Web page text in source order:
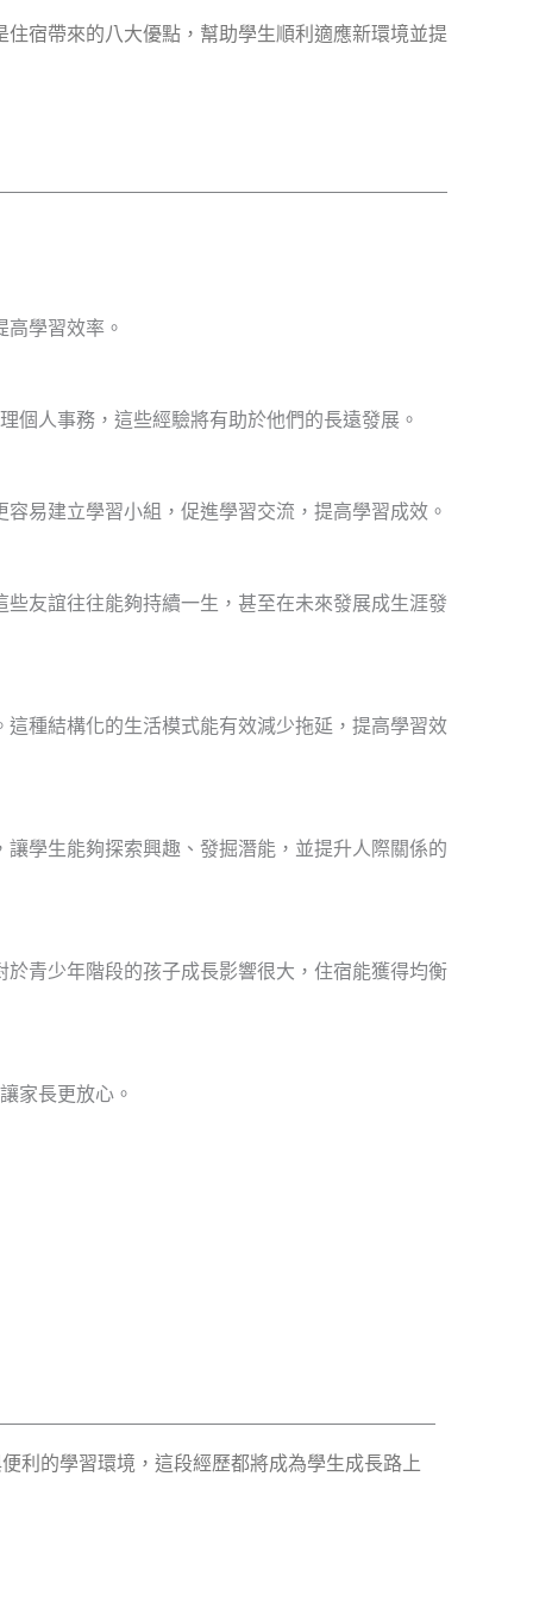
宿帶來的八大優點，幫助學生順利適應新環境並提
學習效率。
個人事務，這些經驗將有助於他們的長遠發展。
易建立學習小組，促進學習交流，提高學習成效。
友誼往往能夠持續一生，甚至在未來發展成生涯發
種結構化的生活模式能有效減少拖延，提高學習效
學生能夠探索興趣、發掘潛能，並提升人際關係的
青少年階段的孩子成長影響很大，住宿能獲得均衡
家長更放心。
利的學習環境，這段經歷都將成為學生成長路上